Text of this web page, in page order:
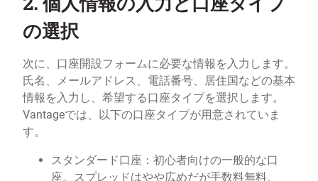
の選択
次に、口座開設フォームに必要な情報を入力します。
氏名、メールアドレス、電話番号、居住国などの基本
情報を入力し、希望する口座タイプを選択します。
Vantageでは、以下の口座タイプが用意されていま
す。
スタンダード口座：初心者向けの一般的な口
座。スプレッドはやや広めだが手数料無料。